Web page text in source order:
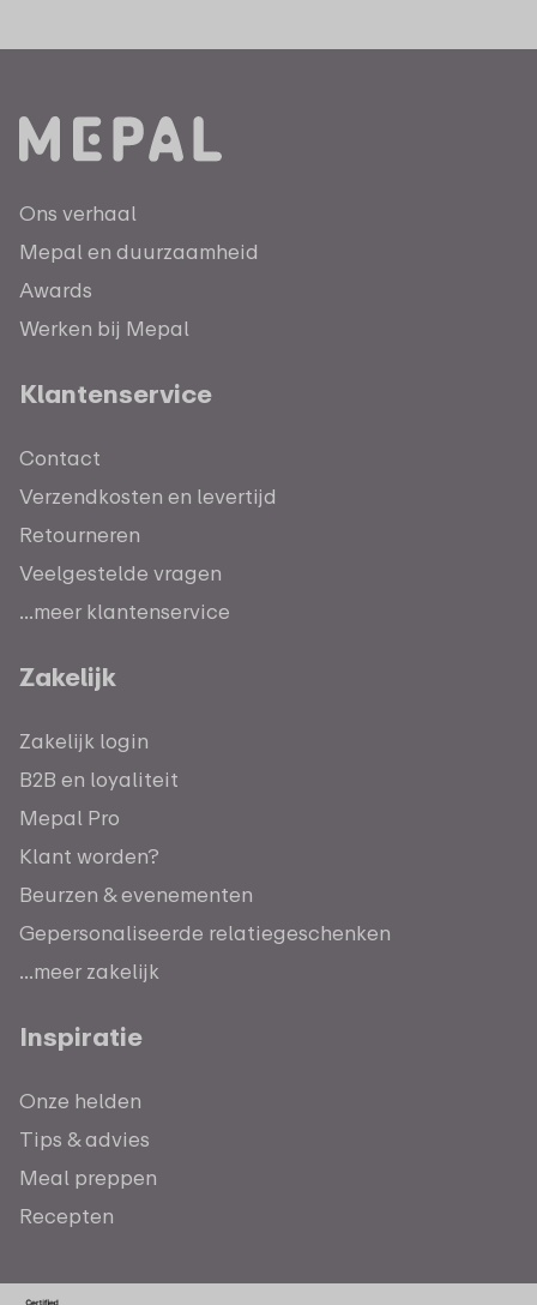
Ons verhaal
Mepal en duurzaamheid
Awards
Werken bij Mepal
Klantenservice
Contact
Verzendkosten en levertijd
Retourneren
Veelgestelde vragen
...meer klantenservice
Zakelijk
Zakelijk login
B2B en loyaliteit
Mepal Pro
Klant worden?
Beurzen & evenementen
Gepersonaliseerde relatiegeschenken
...meer zakelijk
Inspiratie
Onze helden
Tips & advies
Meal preppen
Recepten